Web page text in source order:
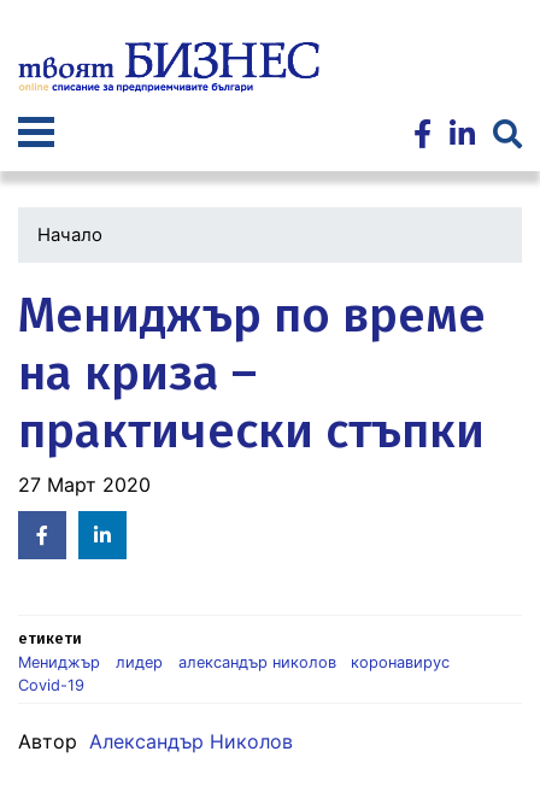
към
основното
Начало
Мениджър по време
на криза –
практически стъпки
27 Март 2020
Facebook
in
етикети
Мениджър
лидер александър николов
коронавирус
Covid-19
Автор Александър Николов